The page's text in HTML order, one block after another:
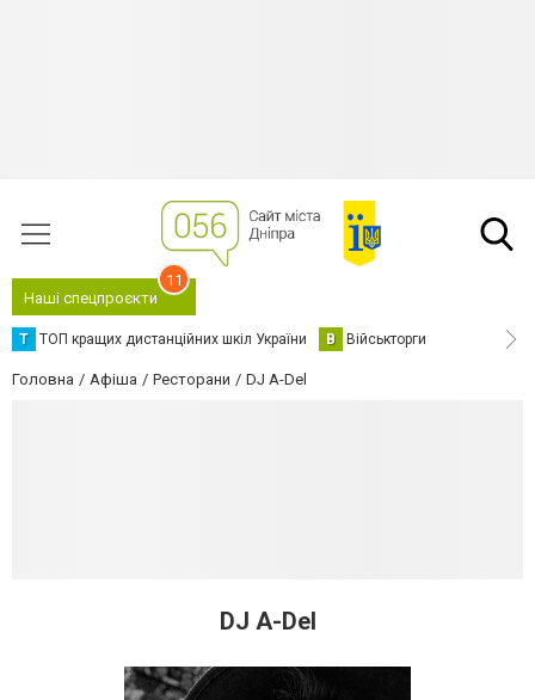
Наші спецпроєкти
11
Т ТОП кращих дистанційних шкіл України В Військторги
Головна Афіша Ресторани DJ A-Del
DJ A-Del